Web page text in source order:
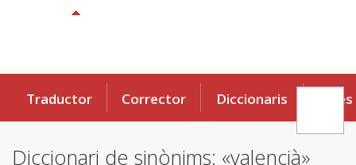
Traductor Corrector Diccionaris Eines
Diccionari de sinònims: «valencià»